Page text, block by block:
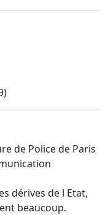
de Police de Paris
dérives de l Etat,
beaucoup.